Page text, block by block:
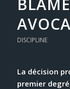
DISCIPLINE
La décision
premier